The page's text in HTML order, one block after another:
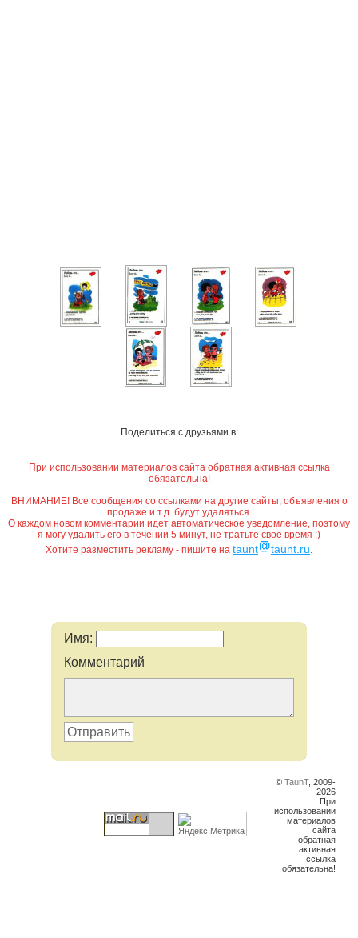
Поделиться с друзьями в:
При использовании материалов сайта обратная активная ссылка
обязательна!
ВНИМАНИЕ! Все сообщения со ссылками на другие сайты, объявления о
продаже и т.д. будут удаляться.
О каждом новом комментарии идет автоматическое уведомление, поэтому
я могу удалить его в течении 5 минут, не тратьте свое время :)
Хотите разместить рекламу - пишите на taunt taunt.ru.
Имя:
Комментарий
Отправить
© TaunT, 2009-
2026
При
использовании
материалов
сайта
обратная
активная
ссылка
обязательна!